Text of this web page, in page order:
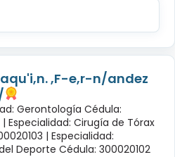
,F-e,r-n/andez
Gerontología Cédula:
| Especialidad: Cirugía de Tórax
| Especialidad:
Deporte Cédula: 300020102